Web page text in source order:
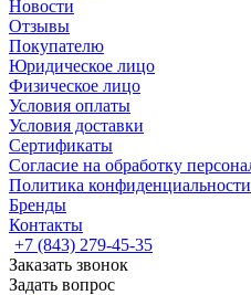
Новости
Отзывы
Покупателю
Юридическое лицо
Физическое лицо
Условия оплаты
Условия доставки
Сертификаты
Согласие на обработку
Политика конфиденциальности
Бренды
Контакты
+7 (843) 279-45-35
Заказать звонок
Задать вопрос